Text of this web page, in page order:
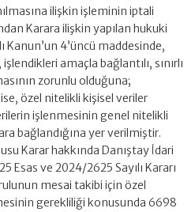
ilişkin işleminin iptali
Karara ilişkin yapılan hukuki
Kanun’un 4’üncü maddesinde,
amaçla bağlantılı, sınırlı
zorunlu olduğuna;
özel nitelikli kişisel veriler
işlenmesinin genel nitelikli
bağlandığına yer verilmiştir.
Karar hakkında Danıştay İdari
Esas ve 2024/2625 Sayılı Kararı
mesai takibi için özel
gerekliliği konusunda 6698